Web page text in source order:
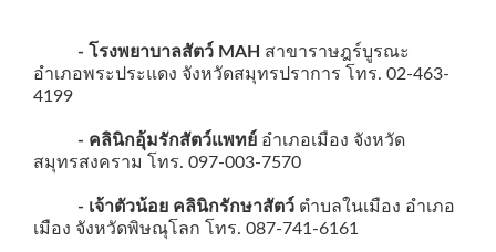
- โรงพยาบาลสัตว์ MAH สาขาราษฎร์บูรณะ
อำเภอพระประแดง จังหวัดสมุทรปราการ โทร. 02-463-
4199
- คลินิกอุ้มรักสัตว์แพทย์ อำเภอเมือง จังหวัด
สมุทรสงคราม โทร. 097-003-7570
- เจ้าตัวน้อย คลินิกรักษาสัตว์ ตำบลในเมือง อำเภอ
เมือง จังหวัดพิษณุโลก โทร. 087-741-6161